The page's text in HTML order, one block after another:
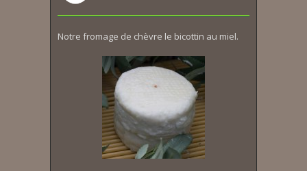
Notre fromage de chèvre le bicottin au miel.